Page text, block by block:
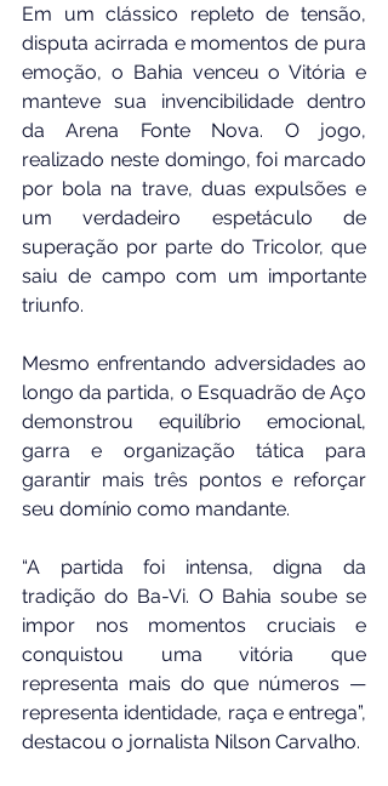
Em um clássico repleto de tensão,
disputa acirrada e momentos de pura
emoção, o Bahia venceu o Vitória e
manteve sua invencibilidade dentro
da Arena Fonte Nova. O jogo,
realizado neste domingo, foi marcado
por bola na trave, duas expulsões e
um verdadeiro espetáculo de
superação por parte do Tricolor, que
saiu de campo com um importante
triunfo.
Mesmo enfrentando adversidades ao
longo da partida, o Esquadrão de Aço
demonstrou equilíbrio emocional,
garra e organização tática para
garantir mais três pontos e reforçar
seu domínio como mandante.
“A partida foi intensa, digna da
tradição do Ba-Vi. O Bahia soube se
impor nos momentos cruciais e
conquistou uma vitória que
representa mais do que números —
representa identidade, raça e entrega”,
destacou o jornalista Nilson Carvalho.